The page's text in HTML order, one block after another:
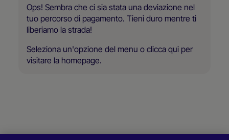
Ops! Sembra che ci sia stata una deviazione nel
tuo percorso di pagamento. Tieni duro mentre ti
liberiamo la strada!
Seleziona un'opzione del menu o clicca qui per
visitare la homepage.